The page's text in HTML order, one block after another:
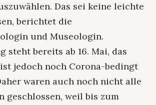
Das sei keine leichte
berichtet die
und Museologin.
steht bereits ab 16. Mai, das
jedoch noch Corona-bedingt
waren auch noch nicht alle
geschlossen, weil bis zum